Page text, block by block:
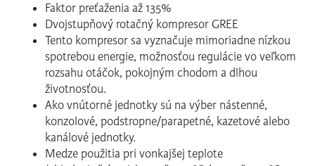
Faktor preťaženia až 135%
Dvojstupňový rotačný kompresor GREE
Tento kompresor sa vyznačuje mimoriadne nízkou
spotrebou energie, možnosťou regulácie vo veľkom
rozsahu otáčok, pokojným chodom a dlhou
životnosťou.
Ako vnútorné jednotky sú na výber nástenné,
konzolové, podstropne/parapetné, kazetové alebo
kanálové jednotky.
Medze použitia pri vonkajšej teplote